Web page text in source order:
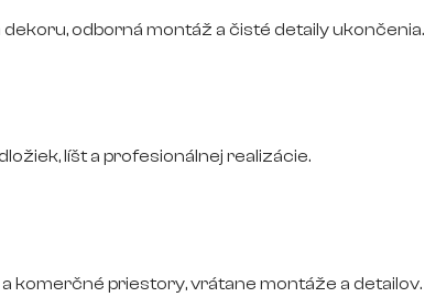
odborná montáž a čisté detaily ukončenia.
líšt a profesionálnej realizácie.
komerčné priestory, vrátane montáže a detailov.